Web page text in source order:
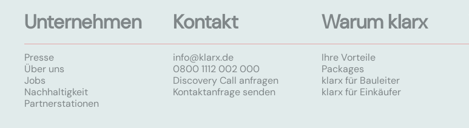
Unternehmen
Presse
Über uns
Jobs
Nachhaltigkeit
Partnerstationen
Kontakt
info@klarx.de
0800 1112 002 000
Discovery Call anfragen
Kontaktanfrage senden
Warum klarx
Ihre Vorteile
Packages
klarx für Bauleiter
klarx für Einkäufer